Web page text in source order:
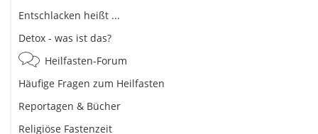
Entschlacken heißt ...
Detox - was ist das?
Heilfasten-Forum
Häufige Fragen zum Heilfasten
Reportagen & Bücher
Religiöse Fastenzeit